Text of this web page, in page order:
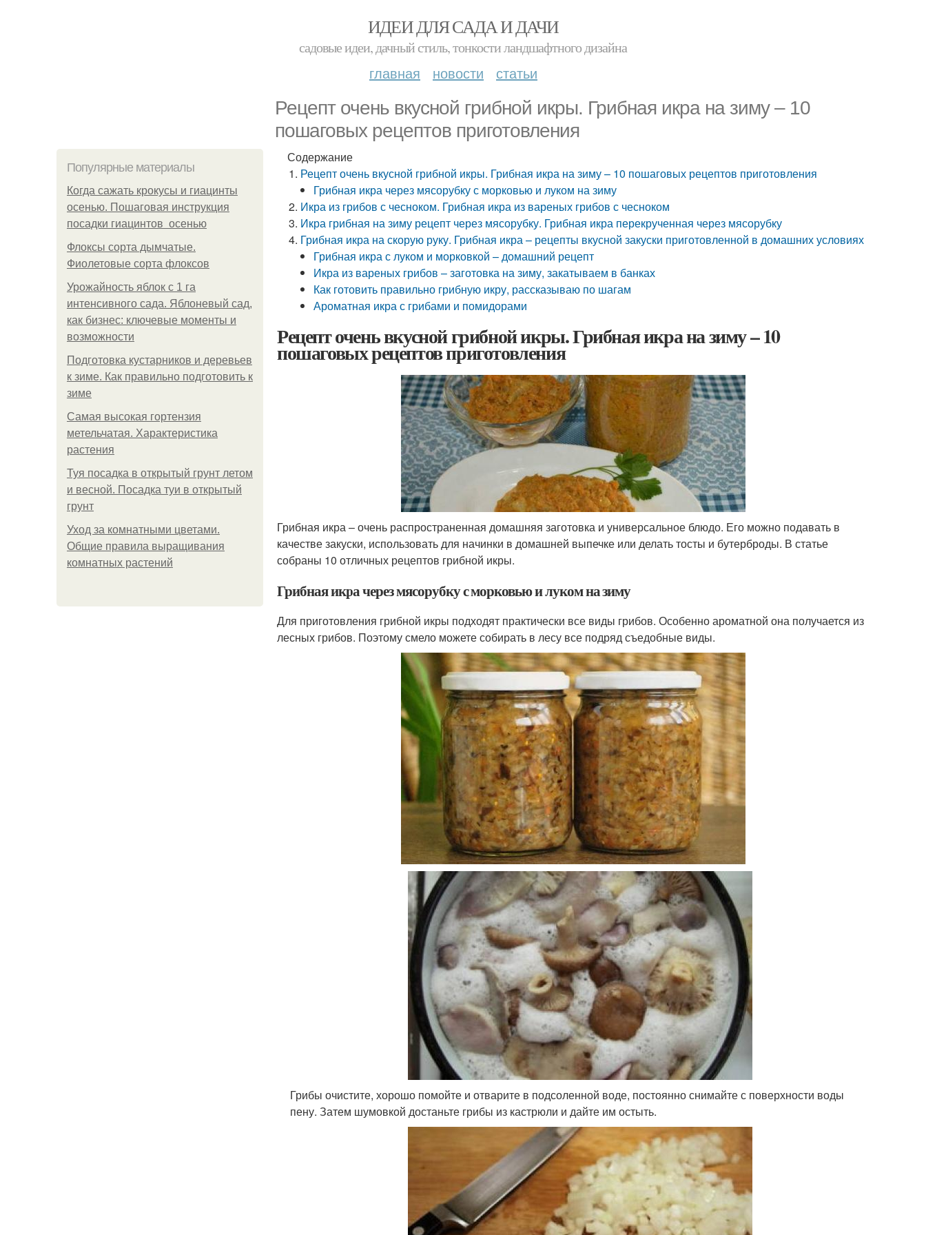
ИДЕИ ДЛЯ САДА И ДАЧИ
садовые идеи, дачный стиль, тонкости ландшафтного дизайна
главная новости статьи
Рецепт очень вкусной грибной икры. Грибная икра на зиму – 10
пошаговых рецептов приготовления
Популярные материалы
Когда сажать крокусы и гиацинты
осенью. Пошаговая инструкция
посадки гиацинтов осенью
Флоксы сорта дымчатые.
Фиолетовые сорта флоксов
Урожайность яблок с 1 га
интенсивного сада. Яблоневый сад,
как бизнес: ключевые моменты и
возможности
Подготовка кустарников и деревьев
к зиме. Как правильно подготовить к
зиме
Самая высокая гортензия
метельчатая. Характеристика
растения
Туя посадка в открытый грунт летом
и весной. Посадка туи в открытый
грунт
Уход за комнатными цветами.
Общие правила выращивания
комнатных растений
Содержание
Рецепт очень вкусной грибной икры. Грибная икра на зиму – 10 пошаговых рецептов приготовления
Грибная икра через мясорубку с морковью и луком на зиму
Икра из грибов с чесноком. Грибная икра из вареных грибов с чесноком
Икра грибная на зиму рецепт через мясорубку. Грибная икра перекрученная через мясорубку
Грибная икра на скорую руку. Грибная икра – рецепты вкусной закуски приготовленной в домашних условиях
Грибная икра с луком и морковкой – домашний рецепт
Икра из вареных грибов – заготовка на зиму, закатываем в банках
Как готовить правильно грибную икру, рассказываю по шагам
Ароматная икра с грибами и помидорами
Рецепт очень вкусной грибной икры. Грибная икра на зиму – 10
пошаговых рецептов приготовления
Грибная икра – очень распространенная домашняя заготовка и универсальное блюдо. Его можно подавать в
качестве закуски, использовать для начинки в домашней выпечке или делать тосты и бутерброды. В статье
собраны 10 отличных рецептов грибной икры.
Грибная икра через мясорубку с морковью и луком на зиму
Для приготовления грибной икры подходят практически все виды грибов. Особенно ароматной она получается из
лесных грибов. Поэтому смело можете собирать в лесу все подряд съедобные виды.
Грибы очистите, хорошо помойте и отварите в подсоленной воде, постоянно снимайте с поверхности воды
пену. Затем шумовкой достаньте грибы из кастрюли и дайте им остыть.